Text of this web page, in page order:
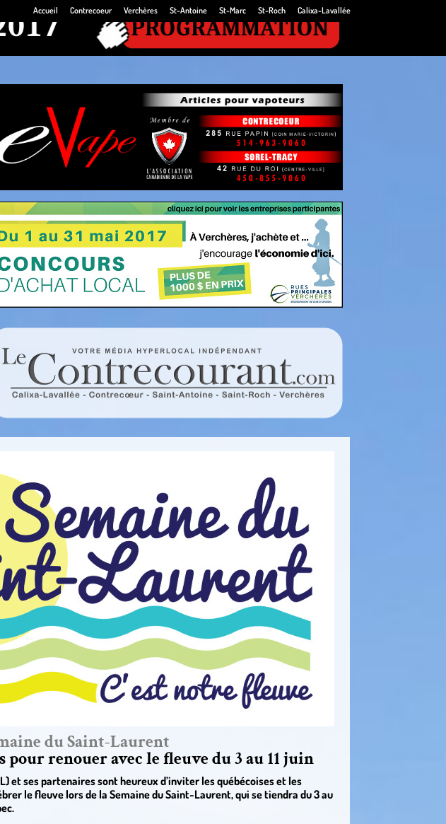
Accueil Contrecoeur Verchères St-Antoine St-Marc St-Roch Calixa-Lavallée
du Saint-Laurent
pour renouer avec le fleuve du 3 au 11 juin
et ses partenaires sont heureux d’inviter les québécoises et les
le fleuve lors de la Semaine du Saint-Laurent, qui se tiendra du 3 au